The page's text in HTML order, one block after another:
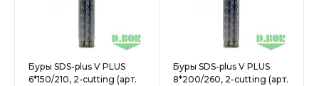
Буры SDS-plus V PLUS
6*150/210, 2-cutting (арт.
Буры SDS-plus V PLUS
8*200/260, 2-cutting (арт.